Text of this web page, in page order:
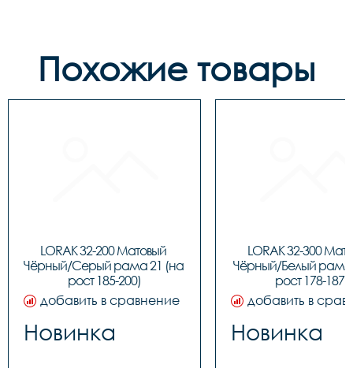
Похожие товары
LORAK 32-200 Матовый
Чёрный/Серый рама 21 (на
рост 185-200)
добавить в сравнение
Новинка
LORAK 32-300
Чёрный/Белый рама
рост 178-187)
добавить в
Новинка